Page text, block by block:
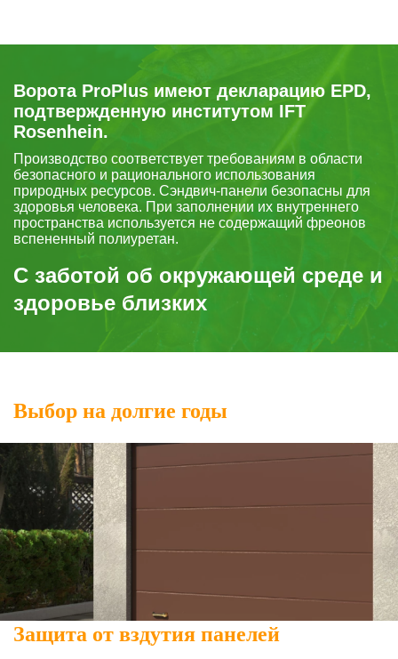
С заботой об окружающей среде и
здоровье близких
Ворота ProPlus имеют декларацию EPD,
подтвержденную институтом IFT
Rosenhein.
Производство соответствует требованиям в области
безопасного и рационального использования
природных ресурсов. Сэндвич-панели безопасны для
здоровья человека. При заполнении их внутреннего
пространства используется не содержащий фреонов
вспененный полиуретан.
Выбор на долгие годы
Защита от вздутия панелей